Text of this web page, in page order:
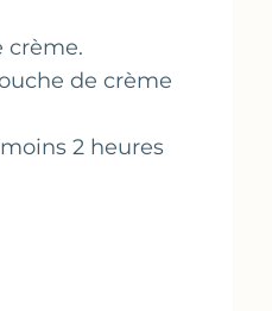
crème.
de crème
2 heures